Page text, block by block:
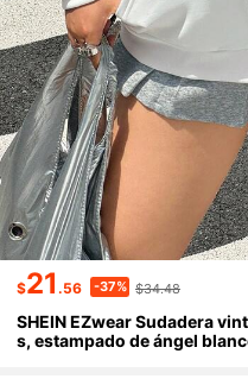
$21.56 -37% $34.48
SHEIN EZwear Sudadera
s, estampado de ángel